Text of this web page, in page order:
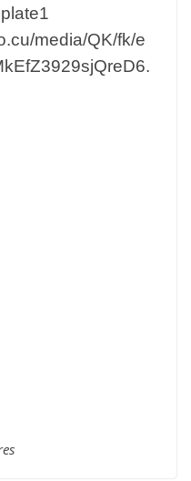
media/QK/fk/e